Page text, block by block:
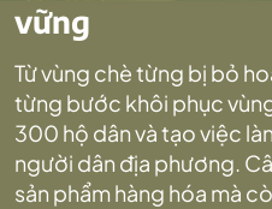
vững
Từ vùng chè từng bị bỏ
từng bước khôi phục
300 hộ dân và tạo việc
người dân địa phương.
sản phẩm hàng hóa mà